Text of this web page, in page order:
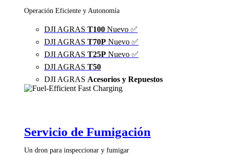
Operación Eficiente y Autonomía
DJI AGRAS T100 Nuevo ✅
DJI AGRAS T70P Nuevo ✅
DJI AGRAS T25P Nuevo ✅
DJI AGRAS T50
DJI AGRAS Acesorios y Repuestos
Servicio de Fumigación
Un dron para inspeccionar y fumigar